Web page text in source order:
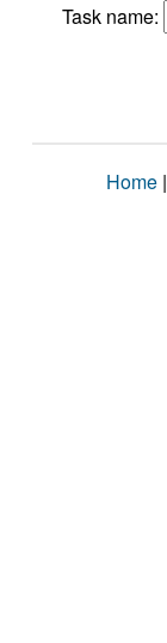
Task name:
Home |